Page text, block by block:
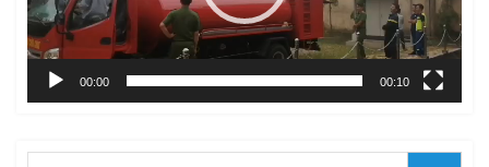
00:00 00:10